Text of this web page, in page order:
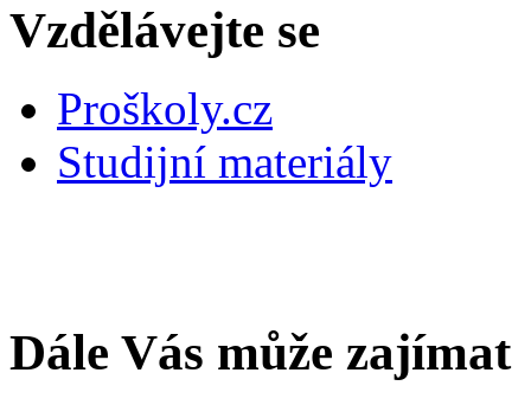
Vzdělávejte se
Proškoly.cz
Studijní materiály
Dále Vás může zajímat